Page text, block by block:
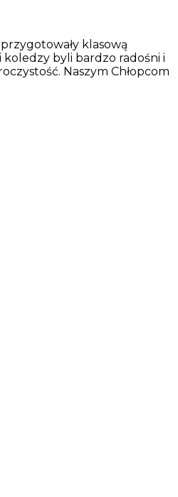
klasową
koledzy byli bardzo radośni i
Naszym Chłopcom